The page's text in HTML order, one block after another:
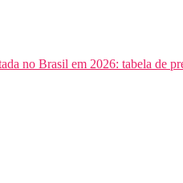
no Brasil em 2026: tabela de